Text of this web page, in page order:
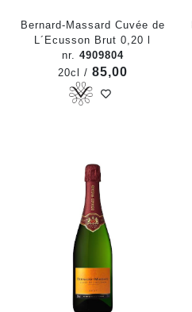
Bernard-Massard Cuvée de
L´Ecusson Brut 0,20 l
nr. 4909804
20cl / 85,00